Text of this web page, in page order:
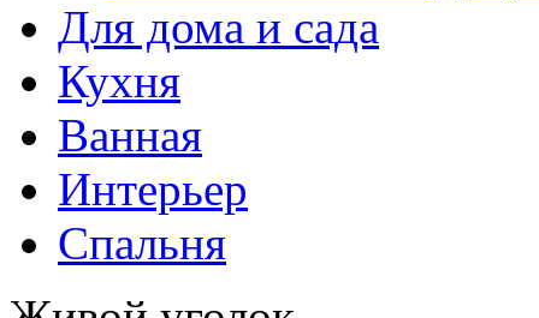
Для дома и сада
Кухня
Ванная
Интерьер
Спальня